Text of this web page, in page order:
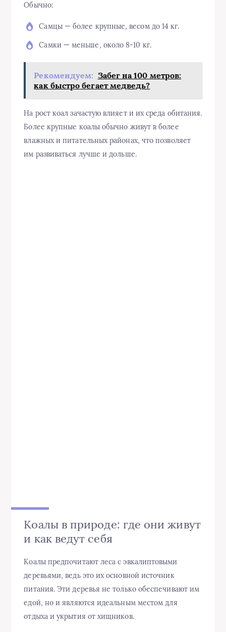
Обычно:
Самцы — более крупные, весом до 14 кг.
Самки — меньше, около 8-10 кг.
Рекомендуем: Забег на 100 метров:
как быстро бегает медведь?
На рост коал зачастую влияет и их среда обитания.
Более крупные коалы обычно живут в более
влажных и питательных районах, что позволяет
им развиваться лучше и дольше.
Коалы в природе: где они живут
и как ведут себя
Коалы предпочитают леса с эвкалиптовыми
деревьями, ведь это их основной источник
питания. Эти деревья не только обеспечивают им
едой, но и являются идеальным местом для
отдыха и укрытия от хищников.